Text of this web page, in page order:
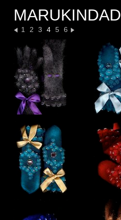
MARUKINDAD
1 2 3 4 5 6